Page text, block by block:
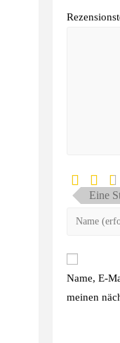
Eine
Name, E-
meinen